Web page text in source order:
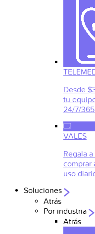
Desde
tu
24/7/
VALES
Regala
comprar
uso
Soluciones
Atrás
Por industria
Atrás